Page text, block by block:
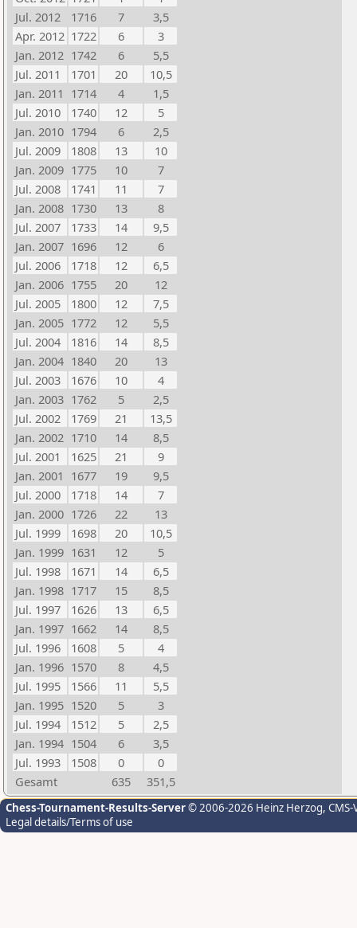
Jul. 2012
1716 7
3,5
Apr. 2012 1722 6
3
Jan. 2012 1742 6
5,5
Jul. 2011
1701 20
10,5
Jan. 2011 1714 4
1,5
Jul. 2010
1740 12
5
Jan. 2010 1794 6
2,5
Jul. 2009
1808 13
10
Jan. 2009 1775 10
7
Jul. 2008
1741 11
7
Jan. 2008 1730 13
8
Jul. 2007
1733 14
9,5
Jan. 2007 1696 12
6
Jul. 2006
1718 12
6,5
Jan. 2006 1755 20
12
Jul. 2005
1800 12
7,5
Jan. 2005 1772 12
5,5
Jul. 2004
1816 14
8,5
Jan. 2004 1840 20
13
Jul. 2003
1676 10
4
Jan. 2003 1762 5
2,5
Jul. 2002
1769 21
13,5
Jan. 2002 1710 14
8,5
Jul. 2001
1625 21
9
Jan. 2001 1677 19
9,5
Jul. 2000
1718 14
7
Jan. 2000 1726 22
13
Jul. 1999
1698 20
10,5
Jan. 1999 1631 12
5
Jul. 1998
1671 14
6,5
Jan. 1998 1717 15
8,5
Jul. 1997
1626 13
6,5
Jan. 1997 1662 14
8,5
Jul. 1996
1608 5
4
Jan. 1996 1570 8
4,5
Jul. 1995
1566 11
5,5
Jan. 1995 1520 5
3
Jul. 1994
1512 5
2,5
Jan. 1994 1504 6
3,5
Jul. 1993
1508 0
0
Gesamt
635 351,5
Chess-Tournament-Results-Server© 2006-2026 Heinz Herzog,
Legal details/Terms of use